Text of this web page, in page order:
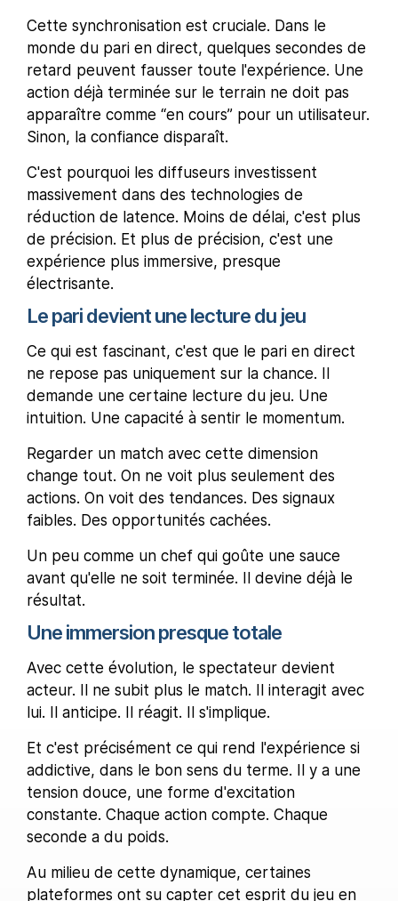
Cette synchronisation est cruciale. Dans le
monde du pari en direct, quelques secondes de
retard peuvent fausser toute l'expérience. Une
action déjà terminée sur le terrain ne doit pas
apparaître comme “en cours” pour un utilisateur.
Sinon, la confiance disparaît.
C'est pourquoi les diffuseurs investissent
massivement dans des technologies de
réduction de latence. Moins de délai, c'est plus
de précision. Et plus de précision, c'est une
expérience plus immersive, presque
électrisante.
Le pari devient une lecture du jeu
Ce qui est fascinant, c'est que le pari en direct
ne repose pas uniquement sur la chance. Il
demande une certaine lecture du jeu. Une
intuition. Une capacité à sentir le momentum.
Regarder un match avec cette dimension
change tout. On ne voit plus seulement des
actions. On voit des tendances. Des signaux
faibles. Des opportunités cachées.
Un peu comme un chef qui goûte une sauce
avant qu'elle ne soit terminée. Il devine déjà le
résultat.
Une immersion presque totale
Avec cette évolution, le spectateur devient
acteur. Il ne subit plus le match. Il interagit avec
lui. Il anticipe. Il réagit. Il s'implique.
Et c'est précisément ce qui rend l'expérience si
addictive, dans le bon sens du terme. Il y a une
tension douce, une forme d'excitation
constante. Chaque action compte. Chaque
seconde a du poids.
Au milieu de cette dynamique, certaines
plateformes ont su capter cet esprit du jeu en